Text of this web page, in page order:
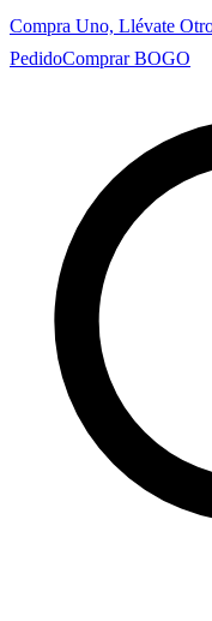
Compra Uno, Llévate
PedidoComprar BOGO